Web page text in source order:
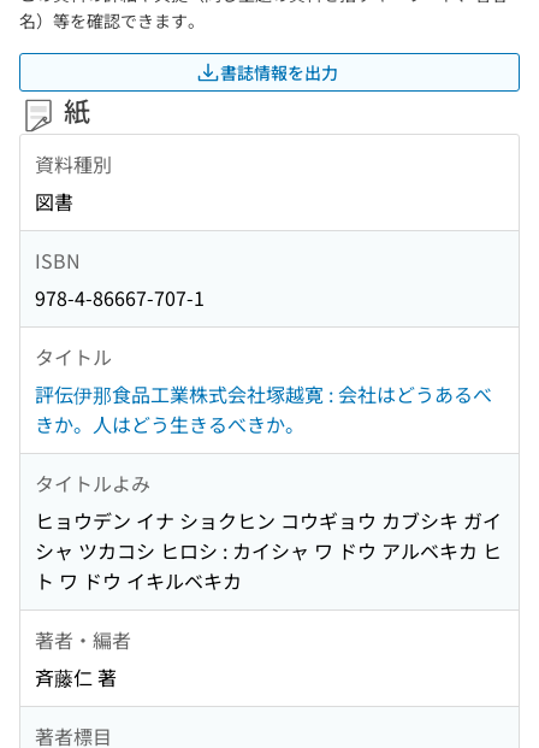
名）等を確認できます。
書誌情報を出力
紙
資料種別
図書
ISBN
978-4-86667-707-1
タイトル
評伝伊那食品工業株式会社塚越寛 : 会社はどうあるべ
きか。人はどう生きるべきか。
タイトルよみ
ヒョウデン イナ ショクヒン コウギョウ カブシキ ガイ
シャ ツカコシ ヒロシ : カイシャ ワ ドウ アルベキカ ヒ
ト ワ ドウ イキルベキカ
著者・編者
斉藤仁 著
著者標目